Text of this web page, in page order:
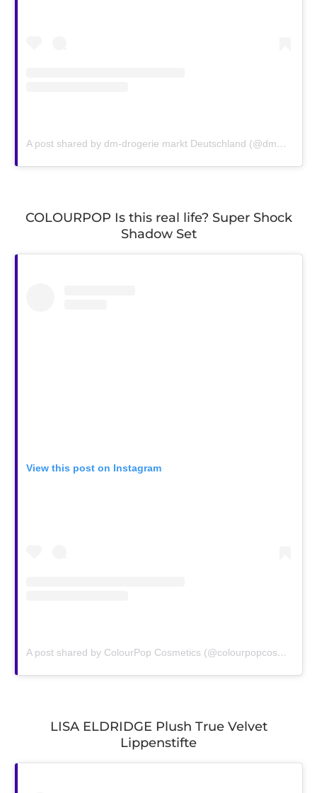
A post shared by dm-drogerie markt Deutschland (@dm_deutschland)
COLOURPOP Is this real life? Super Shock
Shadow Set
View this post on Instagram
A post shared by ColourPop Cosmetics (@colourpopcosmetics)
LISA ELDRIDGE Plush True Velvet
Lippenstifte